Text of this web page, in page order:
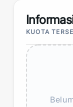
KUOTA